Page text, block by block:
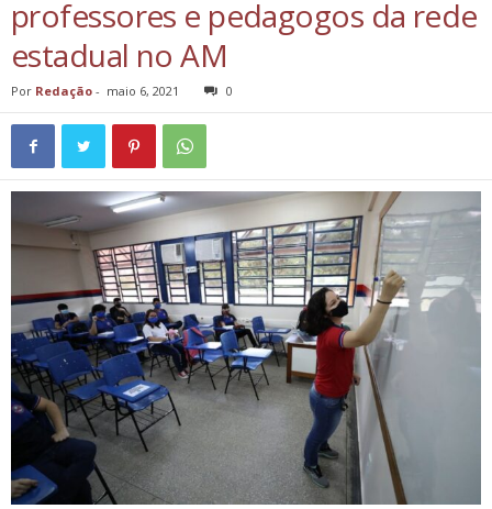
professores e pedagogos da rede
estadual no AM
Por Redação - maio 6, 2021 0